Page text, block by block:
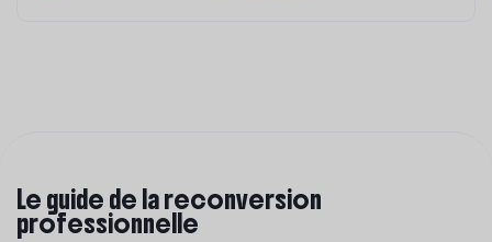
Le guide de la reconversion
professionnelle